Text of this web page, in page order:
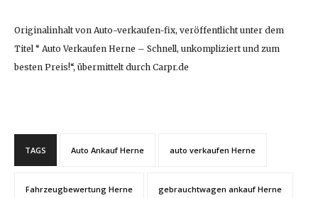
Originalinhalt von Auto-verkaufen-fix, veröffentlicht unter dem
Titel “ Auto Verkaufen Herne – Schnell, unkompliziert und zum
besten Preis!“, übermittelt durch Carpr.de
TAGS Auto Ankauf Herne auto verkaufen Herne
Fahrzeugbewertung Herne gebrauchtwagen ankauf Herne